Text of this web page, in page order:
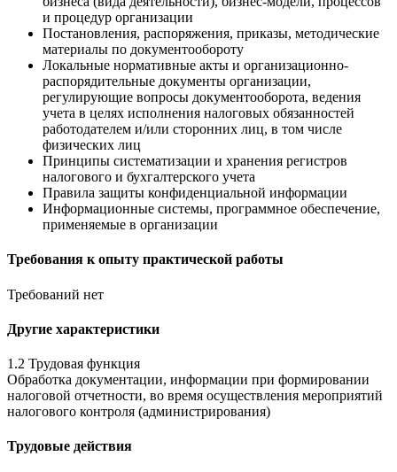
и процедур организации
Постановления, распоряжения, приказы, методические
материалы по документообороту
Локальные нормативные акты и организационно-
распорядительные документы организации,
регулирующие вопросы документооборота, ведения
учета в целях исполнения налоговых обязанностей
работодателем и/или сторонних лиц, в том числе
физических лиц
Принципы систематизации и хранения регистров
налогового и бухгалтерского учета
Правила защиты конфиденциальной информации
Информационные системы, программное обеспечение,
применяемые в организации
Требования к опыту практической работы
Требований нет
Другие характеристики
1.2 Трудовая функция
Обработка документации, информации при формировании
налоговой отчетности, во время осуществления мероприятий
налогового контроля (администрирования)
Трудовые действия